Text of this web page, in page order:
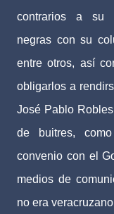
contrarios a su
negras con su
entre otros, así
obligarlos a
José Pablo
de buitres,
convenio con el
medios de
no era